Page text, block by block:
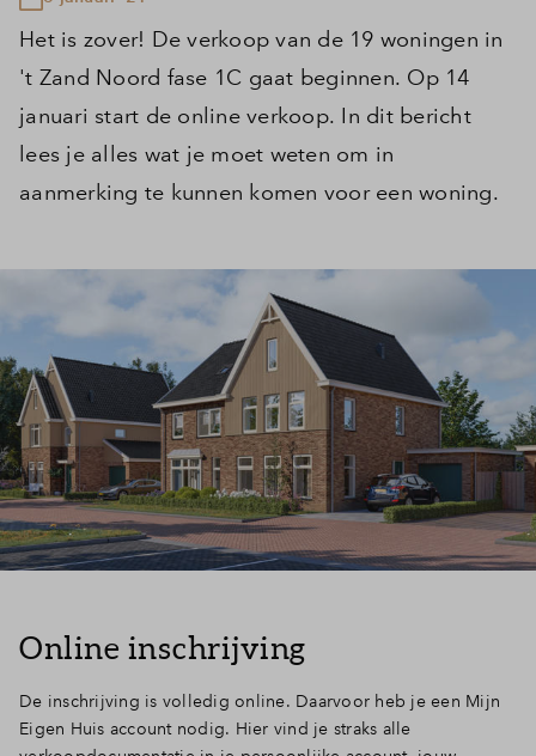
Het is zover! De verkoop van de 19 woningen in
't Zand Noord fase 1C gaat beginnen. Op 14
januari start de online verkoop. In dit bericht
lees je alles wat je moet weten om in
aanmerking te kunnen komen voor een woning.
Online inschrijving
De inschrijving is volledig online. Daarvoor heb je een Mijn
Eigen Huis account nodig. Hier vind je straks alle